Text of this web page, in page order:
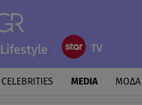
Lifestyle
CELEBRITIES MEDIA ΜΟΔΑ